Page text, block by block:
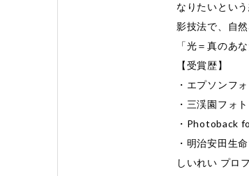
なりたいとい
影技法で、自
「光＝真のあ
【受賞歴】
・エプソンフ
・三渓園フォ
・Photoback
・明治安田生
しいれい プ